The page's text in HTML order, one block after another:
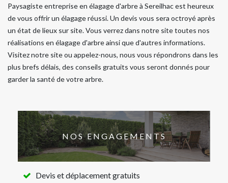
Paysagiste entreprise en élagage d'arbre à Sereilhac est heureux
de vous offrir un élagage réussi. Un devis vous sera octroyé après
un état de lieux sur site. Vous verrez dans notre site toutes nos
réalisations en élagage d'arbre ainsi que d'autres informations.
Visitez notre site ou appelez-nous, nous vous répondrons dans les
plus brefs délais, des conseils gratuits vous seront donnés pour
garder la santé de votre arbre.
NOS ENGAGEMENTS
Devis et déplacement gratuits